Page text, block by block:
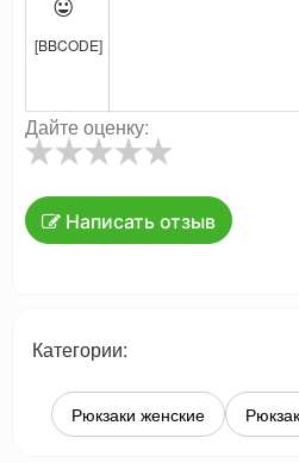

[BBCODE]
Дайте оценку:
Написать отзыв
Категории:
Рюкзаки женские